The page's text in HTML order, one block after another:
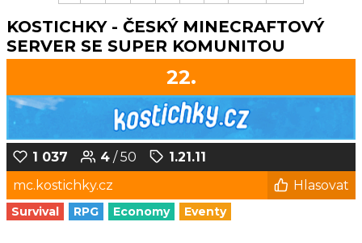
KOSTICHKY - ČESKÝ MINECRAFTOVÝ
SERVER SE SUPER KOMUNITOU
22.
1 037 4 / 50
1.21.11
mc.kostichky.cz
Hlasovat
Survival RPG Economy Eventy